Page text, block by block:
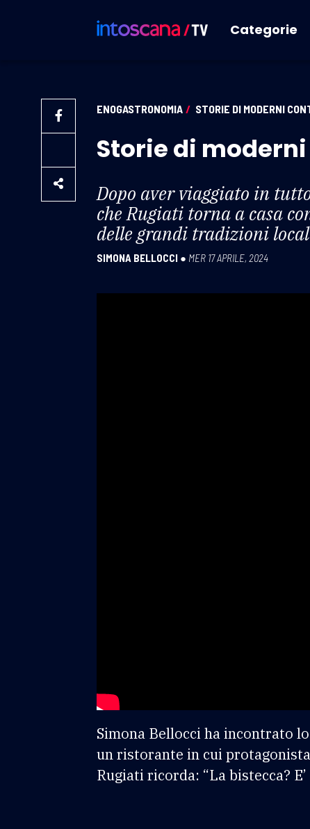
Categorie
ENOGASTRONOMIA / STORIE DI MODERNI
Storie di
Dopo aver viaggiato in
cheRugiati torna a casa
delle grandi tradizioni
SIMONA BELLOCCI ● MER 17 APRILE, 2024
Simona Bellocci ha incontrato
un ristorante in cui
Rugiati ricorda: “La bistecca?